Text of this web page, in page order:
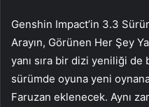
Genshin Impact’in 3.3
Arayın, Görünen Her Şey
yanı sıra bir dizi yeniliği
sürümde oyuna yeni
Faruzan eklenecek. Aynı